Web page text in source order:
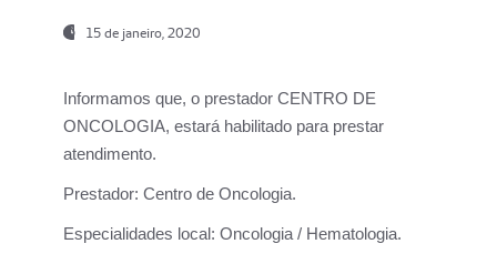
15 de janeiro, 2020
Informamos que, o prestador CENTRO DE
ONCOLOGIA, estará habilitado para prestar
atendimento.
Prestador: Centro de Oncologia.
Especialidades local: Oncologia / Hematologia.